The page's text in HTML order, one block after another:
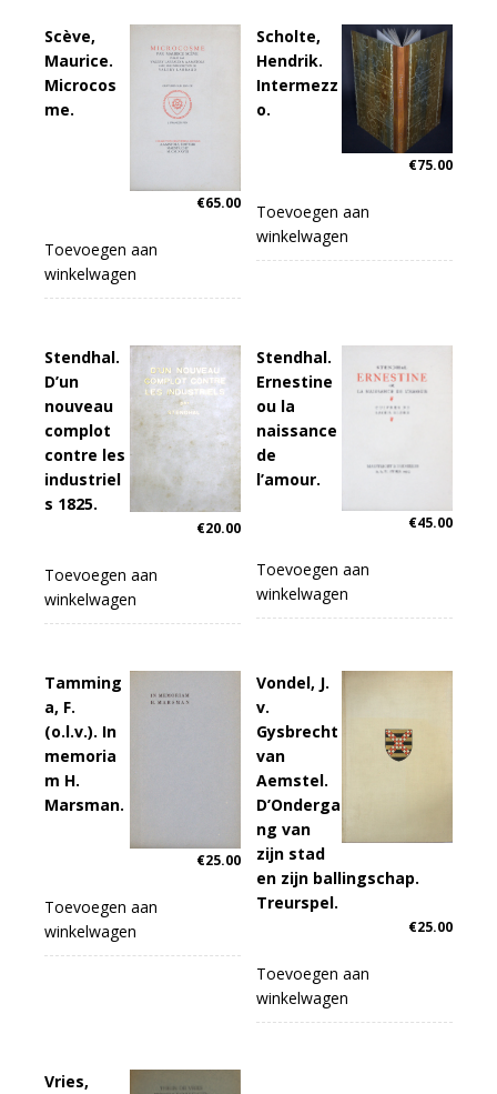
Scève,
Maurice.
Microcos
me.
€65.00
Toevoegen aan
winkelwagen
Scholte,
Hendrik.
Intermezz
o.
€75.00
Toevoegen aan
winkelwagen
Stendhal.
D’un
nouveau
complot
contre les
industriel
s 1825.
€20.00
Toevoegen aan
winkelwagen
Stendhal.
Ernestine
ou la
naissance
de
l’amour.
€45.00
Toevoegen aan
winkelwagen
Tamming
a, F.
(o.l.v.). In
memoria
m H.
Marsman.
€25.00
Toevoegen aan
winkelwagen
Vondel, J.
v.
Gysbrecht
van
Aemstel.
D’Onderga
ng van
zijn stad
en zijn ballingschap.
Treurspel.
€25.00
Toevoegen aan
winkelwagen
Vries,